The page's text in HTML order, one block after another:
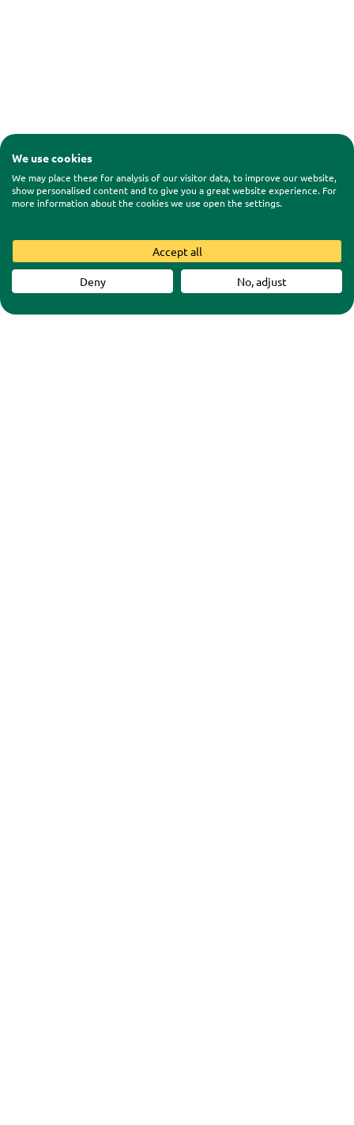
We use cookies
We may place these for analysis of our visitor data, to improve our website,
show personalised content and to give you a great website experience. For
more information about the cookies we use open the settings.
Accept all
Deny No, adjust